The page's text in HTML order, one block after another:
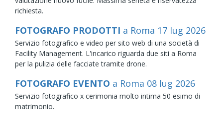
richiesta.
FOTOGRAFO PRODOTTI a Roma 17 lug 2026
Servizio fotografico e video per sito web di una società di
Facility Management. L'incarico riguarda due siti a Roma
per la pulizia delle facciate tramite drone.
FOTOGRAFO EVENTO a Roma 08 lug 2026
Servizio fotografico x cerimonia molto intima 50 esimo di
matrimonio.